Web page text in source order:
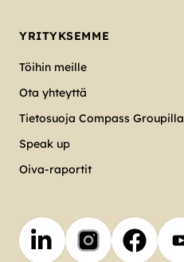
YRITYKSEMME
Töihin meille
Ota yhteyttä
Tietosuoja Compass Groupilla
Speak up
Oiva-raportit